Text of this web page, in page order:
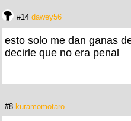
#14 dawey56
esto solo me dan ganas
decirle que no era penal
#8 kuramomotaro